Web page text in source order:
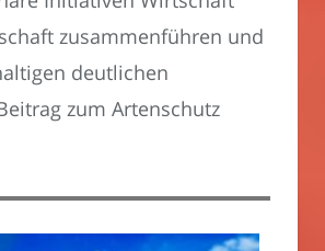
zusammenführen und
deutlichen
zum Artenschutz